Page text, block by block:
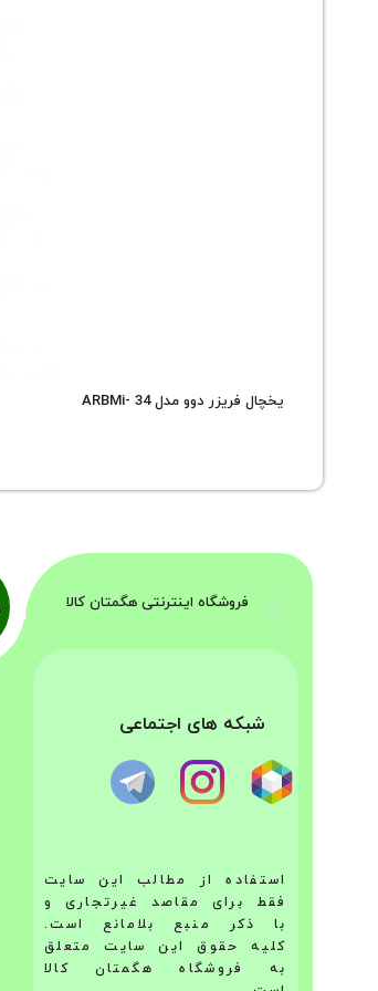
یخچال فریزر دوو مدل ARBMi- 34
فروشگاه اینترنتی هگمتان کالا
شبکه های اجتماعی
استفاده از مطالب این سایت
فقط برای مقاصد غیرتجاری و
با ذکر منبع بلامانع است.
کلیه حقوق این سایت متعلق
به فروشگاه هگمتان کالا